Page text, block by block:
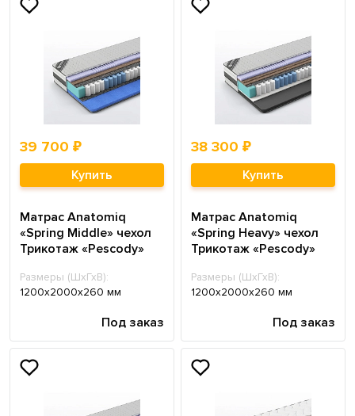
39 700 ₽
Купить
Матрас Anatomiq
«Spring Middle» чехол
Трикотаж «Pescody»
Размеры (ШхГхВ):
1200х2000х260 мм
Под заказ
38 300 ₽
Купить
Матрас Anatomiq
«Spring Heavy» чехол
Трикотаж «Pescody»
Размеры (ШхГхВ):
1200х2000х260 мм
Под заказ